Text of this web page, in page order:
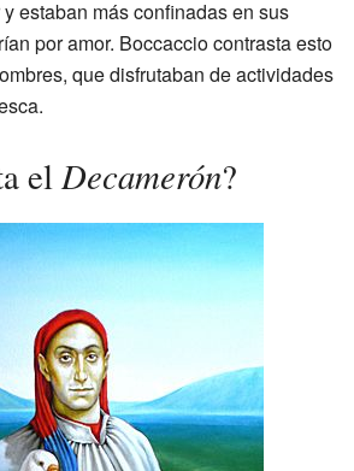
estaban más confinadas en sus
por amor. Boccaccio contrasta esto
que disfrutaban de actividades
elDecamerón?